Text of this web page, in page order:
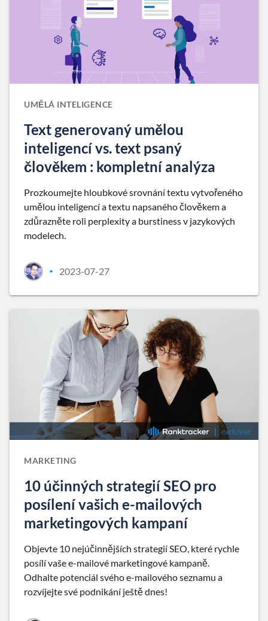
UMĚLÁ INTELIGENCE
Text generovaný umělou
inteligencí vs. text psaný
člověkem : kompletní analýza
Prozkoumejte hloubkové srovnání textu vytvořeného
umělou inteligencí a textu napsaného člověkem a
zdůrazněte roli perplexity a burstiness v jazykových
modelech.
• 2023-07-27
MARKETING
10 účinných strategií SEO pro
posílení vašich e-mailových
marketingových kampaní
Objevte 10 nejúčinnějších strategií SEO, které rychle
posílí vaše e-mailové marketingové kampaně.
Odhalte potenciál svého e-mailového seznamu a
rozvíjejte své podnikání ještě dnes!